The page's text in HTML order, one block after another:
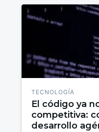
TECNOLOGÍA
El código ya
competitiva:
desarrollo